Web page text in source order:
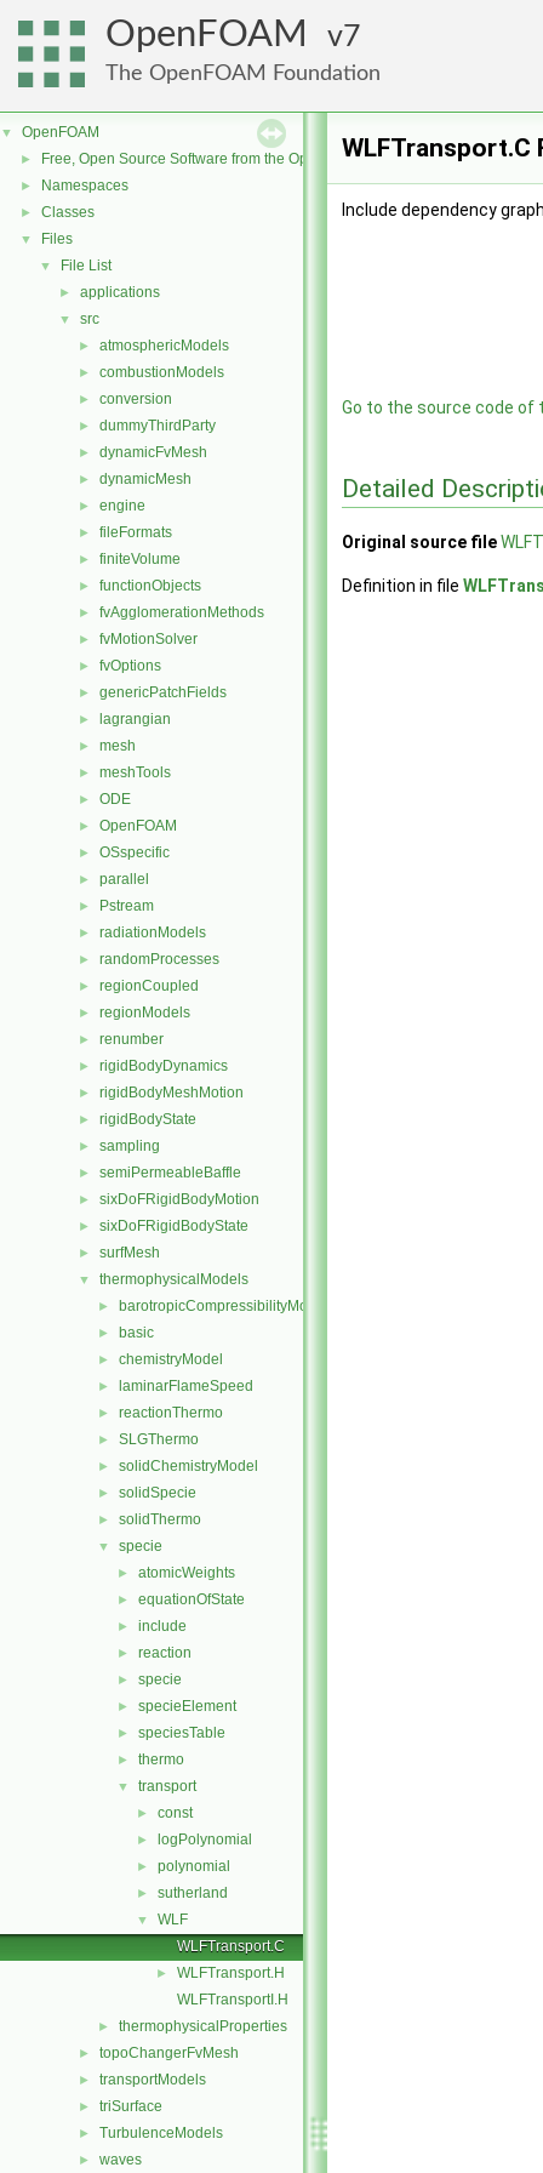
OpenFOAM 7
The OpenFOAM Foundation
▼ OpenFOAM
► Free, Open Source Software from the OpenFOAM Foundation
► Namespaces
► Classes
▼ Files
▼ File List
► applications
▼ src
► atmosphericModels
► combustionModels
► conversion
► dummyThirdParty
► dynamicFvMesh
► dynamicMesh
► engine
► fileFormats
► finiteVolume
► functionObjects
► fvAgglomerationMethods
► fvMotionSolver
► fvOptions
► genericPatchFields
► lagrangian
► mesh
► meshTools
► ODE
► OpenFOAM
► OSspecific
► parallel
► Pstream
► radiationModels
► randomProcesses
► regionCoupled
► regionModels
► renumber
► rigidBodyDynamics
► rigidBodyMeshMotion
► rigidBodyState
► sampling
► semiPermeableBaffle
► sixDoFRigidBodyMotion
► sixDoFRigidBodyState
► surfMesh
▼ thermophysicalModels
► barotropicCompressibilityModel
► basic
► chemistryModel
► laminarFlameSpeed
► reactionThermo
► SLGThermo
► solidChemistryModel
► solidSpecie
► solidThermo
▼ specie
► atomicWeights
► equationOfState
► include
► reaction
► specie
► specieElement
► speciesTable
► thermo
▼ transport
► const
► logPolynomial
► polynomial
► sutherland
▼
WLF
WLFTransport.C
►
WLFTransport.H
WLFTransportI.H
► thermophysicalProperties
► topoChangerFvMesh
► transportModels
► triSurface
► TurbulenceModels
► waves
WLFTransport.C
Include dependency
Go to the source code of
Detailed
Original source file
Definition in file